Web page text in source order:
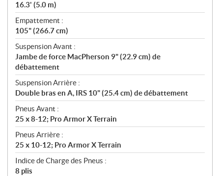
16.3' (5.0 m)
Empattement :
105" (266.7 cm)
Suspension Avant :
Jambe de force MacPherson 9" (22.9 cm) de
débattement
Suspension Arrière :
Double bras en A, IRS 10" (25.4 cm) de débattement
Pneus Avant :
25 x 8-12; Pro Armor X Terrain
Pneus Arrière :
25 x 10-12; Pro Armor X Terrain
Indice de Charge des Pneus :
8 plis